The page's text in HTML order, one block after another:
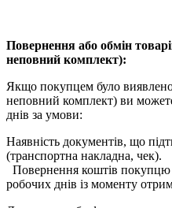
Повернення або обмін
неповний комплект):
Якщо покупцем було
неповний комплект) ви
днів за умови:
Наявність документів, що
(транспортна накладна, чек).
Повернення коштів покупцю
робочих днів із моменту